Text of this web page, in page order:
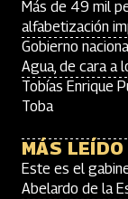
Más de 49 mil
alfabetización
Gobierno
Agua, de cara a
Tobías Enrique
Toba
MÁS LEÍDO
Este es el
Abelardo de la